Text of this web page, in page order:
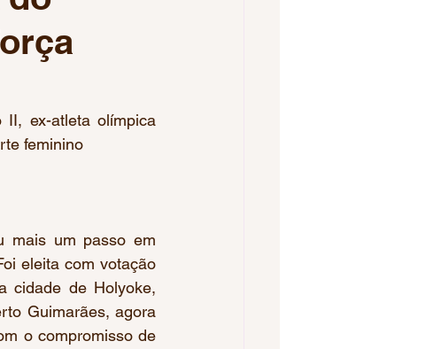
Voleibol Feminino
ex-atleta olímpica
feminino
mais um passo em
eleita com votação
cidade de Holyoke,
Guimarães, agora
o compromisso de